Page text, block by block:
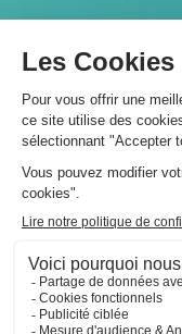
A propos 👇
Suivez-nous 👇
Infos légales 👇